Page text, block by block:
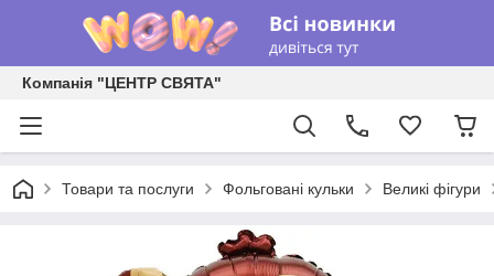
Компанія "ЦЕНТР СВЯТА"
Товари та послуги Фольговані кульки Великі фігури